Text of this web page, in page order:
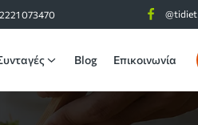
2221 073470 @tidiet
Blog Επικοινωνία